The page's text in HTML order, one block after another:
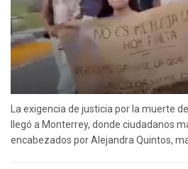
La exigencia de justicia por la muerte
llegó a Monterrey, donde ciudadanos
encabezados por Alejandra Quintos,